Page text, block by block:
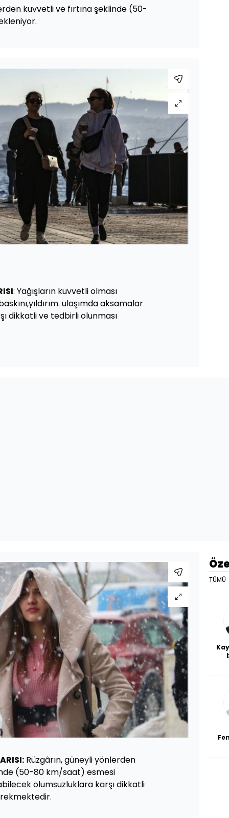
kuvvetli ve fırtına şeklinde (50-
: Yağışların kuvvetli olması
ulaşımda aksamalar
dikkatli ve tedbirli olunması
Rüzgârın, güneyli yönlerden
(50-80 km/saat) esmesi
olumsuzluklara karşı dikkatli
TÜMÜ